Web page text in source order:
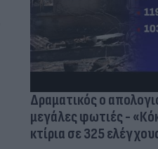
Δραματικός ο
μεγάλες φωτιές -
κτίρια σε 325